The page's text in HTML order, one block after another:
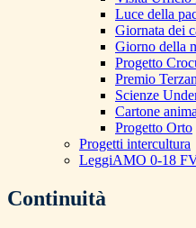
Luce della
Giornata dei
Giorno della
Progetto
Premio
Scienze
Cartone
Progetto Orto
Progetti intercultura
LeggiAMO 0-18
Continuità